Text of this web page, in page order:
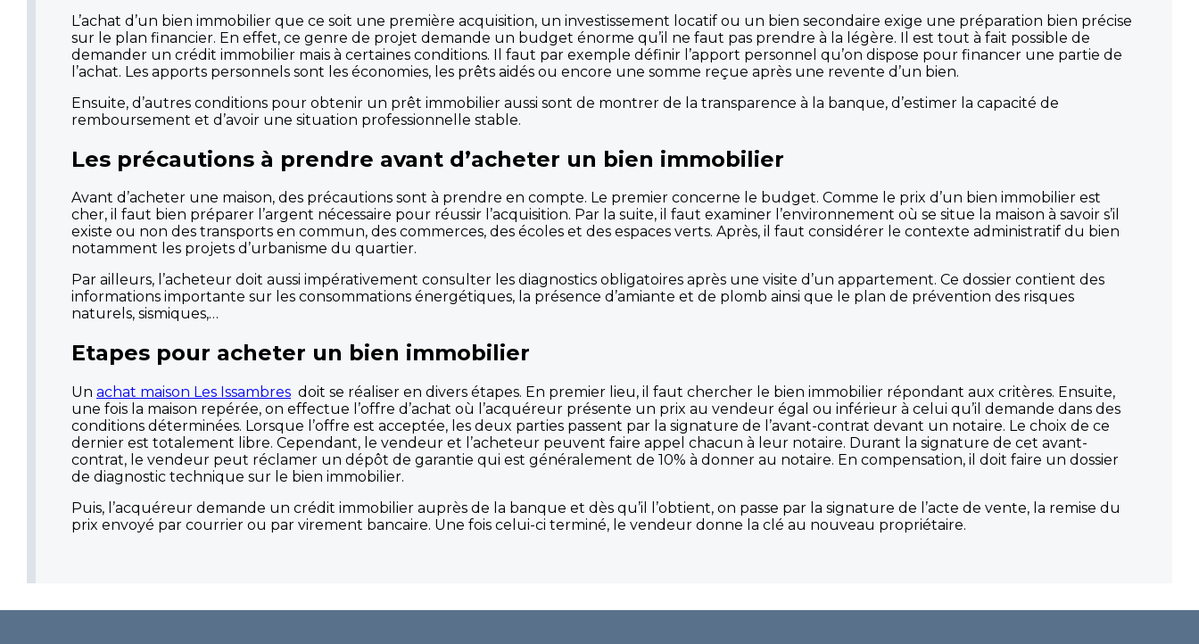
L’achat d’un bien immobilier que ce soit une première acquisition, un investissement locatif ou un bien secondaire exige une préparation bien précise
sur le plan financier. En effet, ce genre de projet demande un budget énorme qu’il ne faut pas prendre à la légère. Il est tout à fait possible de
demander un crédit immobilier mais à certaines conditions. Il faut par exemple définir l’apport personnel qu’on dispose pour financer une partie de
l’achat. Les apports personnels sont les économies, les prêts aidés ou encore une somme reçue après une revente d’un bien.
Ensuite, d’autres conditions pour obtenir un prêt immobilier aussi sont de montrer de la transparence à la banque, d’estimer la capacité de
remboursement et d’avoir une situation professionnelle stable.
Les précautions à prendre avant d’acheter un bien immobilier
Avant d’acheter une maison, des précautions sont à prendre en compte. Le premier concerne le budget. Comme le prix d’un bien immobilier est
cher, il faut bien préparer l’argent nécessaire pour réussir l’acquisition. Par la suite, il faut examiner l’environnement où se situe la maison à savoir s’il
existe ou non des transports en commun, des commerces, des écoles et des espaces verts. Après, il faut considérer le contexte administratif du bien
notamment les projets d’urbanisme du quartier.
Par ailleurs, l’acheteur doit aussi impérativement consulter les diagnostics obligatoires après une visite d’un appartement. Ce dossier contient des
informations importante sur les consommations énergétiques, la présence d’amiante et de plomb ainsi que le plan de prévention des risques
naturels, sismiques,…
Etapes pour acheter un bien immobilier
Un achat maison Les Issambres doit se réaliser en divers étapes. En premier lieu, il faut chercher le bien immobilier répondant aux critères. Ensuite,
une fois la maison repérée, on effectue l’offre d’achat où l’acquéreur présente un prix au vendeur égal ou inférieur à celui qu’il demande dans des
conditions déterminées. Lorsque l’offre est acceptée, les deux parties passent par la signature de l’avant-contrat devant un notaire. Le choix de ce
dernier est totalement libre. Cependant, le vendeur et l’acheteur peuvent faire appel chacun à leur notaire. Durant la signature de cet avant-
contrat, le vendeur peut réclamer un dépôt de garantie qui est généralement de 10% à donner au notaire. En compensation, il doit faire un dossier
de diagnostic technique sur le bien immobilier.
Puis, l’acquéreur demande un crédit immobilier auprès de la banque et dès qu’il l’obtient, on passe par la signature de l’acte de vente, la remise du
prix envoyé par courrier ou par virement bancaire. Une fois celui-ci terminé, le vendeur donne la clé au nouveau propriétaire.